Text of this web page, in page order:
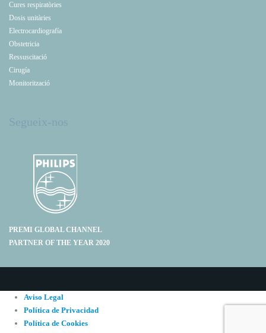
Cures respiratòries
Dosis unitàries
Electrocardiografía
Obstetricia
Ressuscitació
Cirugía
Monitorització
PREMI GLOBAL CHANNEL
PARTNER OF THE YEAR 2020
Aviso Legal
Política de Privacidad
Política de Cookies